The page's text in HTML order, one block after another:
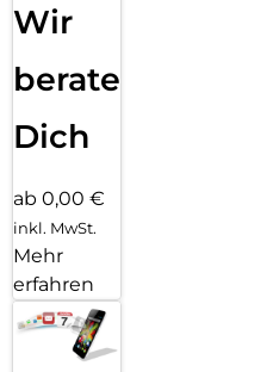
Wir
beraten
Dich
ab 0,00 €
inkl. MwSt.
Mehr
erfahren